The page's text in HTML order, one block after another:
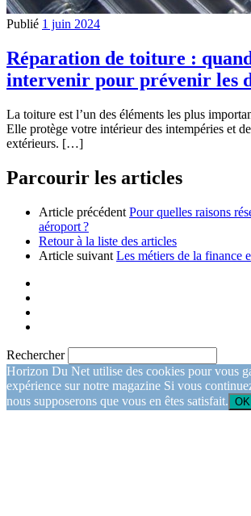
Publié 1 juin 2024
Réparation de toiture :
intervenir pour prévenir les
La toiture est l’un des éléments les plus
Elle protège votre intérieur des intempéries et
extérieurs. […]
Parcourir les articles
Article précédent Pour quelles raisons
aéroport ?
Retour à la liste des articles
Article suivant Les métiers de la finance
Rechercher
Horizon Du Net utilise des cookies pour vous
expérience sur notre magazine Si vous
nous supposerons que vous en êtes satisfait. OK